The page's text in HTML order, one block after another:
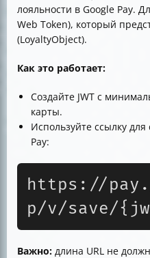
лояльности в Google Pay.
Web Token), который
(LoyaltyObject).
Как это работает:
Создайте JWT с
карты.
Используйте ссылку
Pay:
https://
p/v/save/
Важно: длина URL не